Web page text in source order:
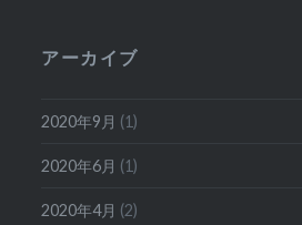
アーカイブ
2020年9月 (1)
2020年6月 (1)
2020年4月 (2)